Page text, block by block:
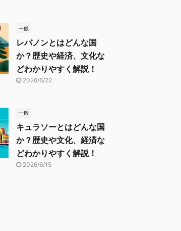
一般
レバノンとはどんな国
か？歴史や経済、文化な
どわかりやすく解説！
2026/6/22
一般
キュラソーとはどんな国
か？歴史や文化、経済な
どわかりやすく解説！
2026/6/15